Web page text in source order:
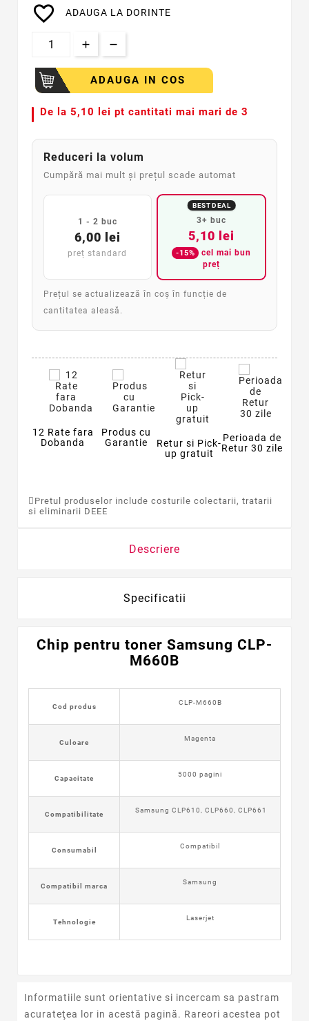
favorite_border ADAUGA LA DORINTE
ADAUGA IN COS
De la 5,10 lei pt cantitati mai mari de 3
Reduceri la volum
Cumpără mai mult și prețul scade automat
1 - 2 buc
6,00 lei
preț standard
BEST DEAL
3+ buc
5,10 lei
-15%
cel mai bun
preț
Prețul se actualizează în coș în funcție de
cantitatea aleasă.
12 Rate fara
Dobanda
Produs cu
Garantie
Retur si Pick-
up gratuit
Perioada de
Retur 30 zile
Pretul produselor include costurile colectarii, tratarii
si eliminarii DEEE
Descriere
Specificatii
Chip pentru toner Samsung CLP-
M660B
Cod produs
CLP-M660B
Culoare
Magenta
Capacitate
5000 pagini
Compatibilitate
Samsung CLP610, CLP660, CLP661
Consumabil
Compatibil
Compatibil marca
Samsung
Tehnologie
Laserjet
Informatiile sunt orientative si incercam sa pastram
acurateţea lor in acestă pagină. Rareori acestea pot